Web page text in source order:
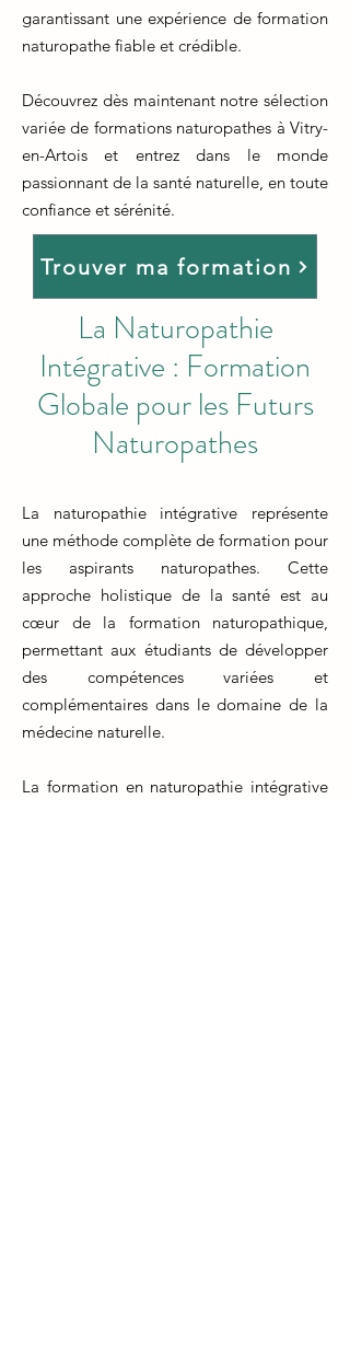
garantissant une expérience de formation
naturopathe fiable et crédible.
Découvrez dès maintenant notre sélection
variée de formations naturopathes à Vitry-
en-Artois et entrez dans le monde
passionnant de la santé naturelle, en toute
confiance et sérénité.
Trouver ma formation
La Naturopathie
Intégrative : Formation
Globale pour les Futurs
Naturopathes
La naturopathie intégrative représente
une méthode complète de formation pour
les aspirants naturopathes. Cette
approche holistique de la santé est au
cœur de la formation naturopathique,
permettant aux étudiants de développer
des compétences variées et
complémentaires dans le domaine de la
médecine naturelle.
La formation en naturopathie intégrative